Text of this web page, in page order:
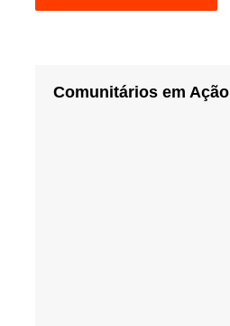
Comunitários em Ação